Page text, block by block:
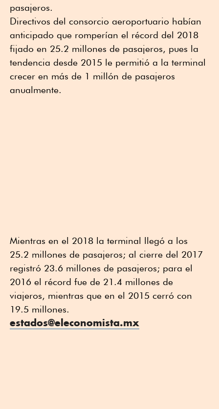
pasajeros.
Directivos del consorcio aeroportuario habían
anticipado que romperían el récord del 2018
fijado en 25.2 millones de pasajeros, pues la
tendencia desde 2015 le permitió a la terminal
crecer en más de 1 millón de pasajeros
anualmente.
Mientras en el 2018 la terminal llegó a los
25.2 millones de pasajeros; al cierre del 2017
registró 23.6 millones de pasajeros; para el
2016 el récord fue de 21.4 millones de
viajeros, mientras que en el 2015 cerró con
19.5 millones.
estados@eleconomista.mx